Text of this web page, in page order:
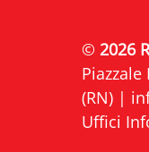
© 2026
(RN) |
Uffici